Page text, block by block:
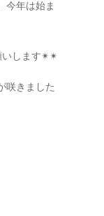
今年は始ま
いします✴︎✴︎
咲きました